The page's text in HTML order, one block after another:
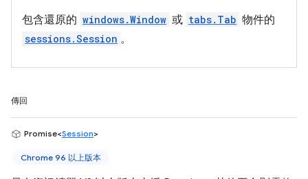
包含還原的 windows.Window 或 tabs.Tab 物件的
sessions.Session 。
傳回
Promise<Session>
Chrome 96 以上版本